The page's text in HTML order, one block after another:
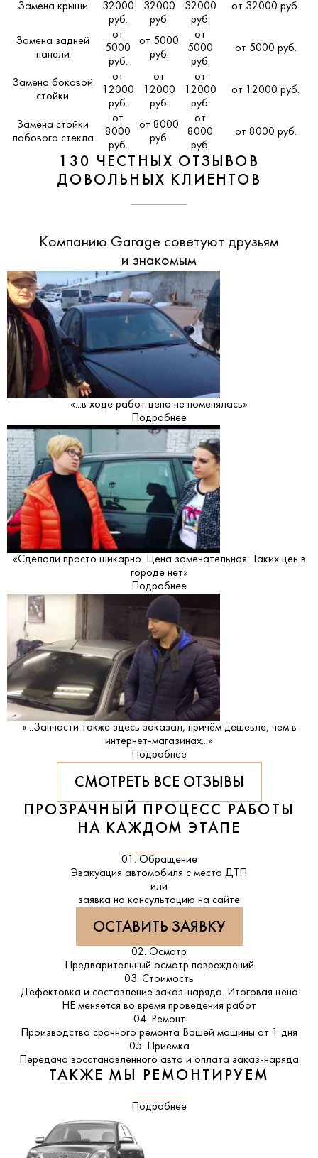
Замена крыши
32000
руб.
32000
руб.
32000
руб.
от 32000 руб.
Замена задней
панели
от
5000
руб.
от 5000
руб.
от
5000
руб.
от 5000 руб.
Замена боковой
стойки
от
12000
руб.
от
12000
руб.
от
12000
руб.
от 12000 руб.
Замена стойки
лобового стекла
от
8000
руб.
от 8000
руб.
от
8000
руб.
от 8000 руб.
130 ЧЕСТНЫХ ОТЗЫВОВ
ДОВОЛЬНЫХ КЛИЕНТОВ
Компанию Garage советуют друзьям
и знакомым
«...в ходе работ цена не поменялась»
Подробнее
«Сделали просто шикарно. Цена замечательная. Таких цен в
городе нет»
Подробнее
«...Запчасти также здесь заказал, причём дешевле, чем в
интернет-магазинах...»
Подробнее
СМОТРЕТЬ ВСЕ ОТЗЫВЫ
ПРОЗРАЧНЫЙ ПРОЦЕСС РАБОТЫ
НА КАЖДОМ ЭТАПЕ
01. Обращение
Эвакуация автомобиля с места ДТП
или
заявка на консультацию на сайте
ОСТАВИТЬ ЗАЯВКУ
02. Осмотр
Предварительный осмотр повреждений
03. Стоимость
Дефектовка и составление заказ-наряда. Итоговая цена
НЕ меняется во время проведения работ
04. Ремонт
Производство срочного ремонта Вашей машины от 1 дня
05. Приемка
Передача восстановленного авто и оплата заказ-наряда
ТАКЖЕ МЫ РЕМОНТИРУЕМ
Подробнее